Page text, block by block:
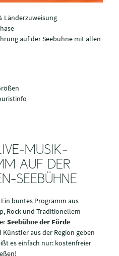
Länderzuweisung
auf der Seebühne mit allen
MUSIK-
AUF DER
SEEBÜHNE
buntes Programm aus
Rock und Traditionellem
Seebühne der Förde
aus der Region geben
es einfach nur: kostenfreier